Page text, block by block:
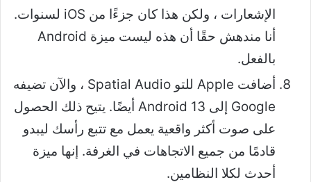
الإشعارات ، ولكن هذا كان جزءًا من iOS لسنوات.
أنا مندهش حقًا أن هذه ليست ميزة Android
بالفعل.
أضافت Apple للتو Spatial Audio ، والآن تضيفه
Google إلى Android 13 أيضًا. يتيح ذلك الحصول
على صوت أكثر واقعية يعمل مع تتبع رأسك ليبدو
قادمًا من جميع الاتجاهات في الغرفة. إنها ميزة
أحدث لكلا النظامين.